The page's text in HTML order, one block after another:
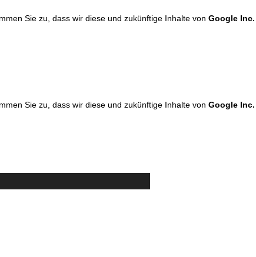
Sie zu, dass wir diese und zukünftige Inhalte von Google Inc.
Sie zu, dass wir diese und zukünftige Inhalte von Google Inc.